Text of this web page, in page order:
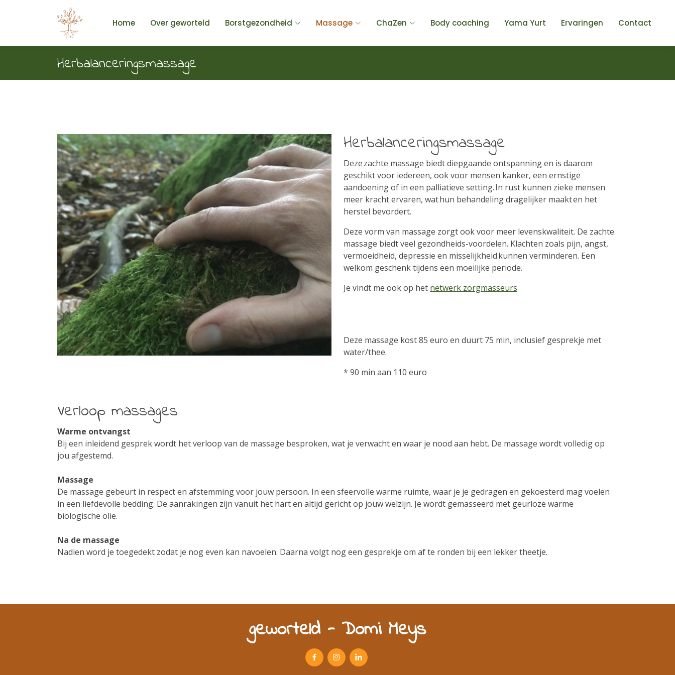
Home Over geworteld Borstgezondheid Massage ChaZen Body coaching Yama Yurt Ervaringen Contact
Herbalanceringsmassage
Herbalanceringsmassage
Deze zachte massage biedt diepgaande ontspanning en is daarom
geschikt voor iedereen, ook voor mensen kanker, een ernstige
aandoening of in een palliatieve setting. In rust kunnen zieke mensen
meer kracht ervaren, wat hun behandeling dragelijker maakt en het
herstel bevordert.
Deze vorm van massage zorgt ook voor meer levenskwaliteit. De zachte
massage biedt veel gezondheids-voordelen. Klachten zoals pijn, angst,
vermoeidheid, depressie en misselijkheid kunnen verminderen. Een
welkom geschenk tijdens een moeilijke periode.
Je vindt me ook op het netwerk zorgmasseurs
Deze massage kost 85 euro en duurt 75 min, inclusief gesprekje met
water/thee.
* 90 min aan 110 euro
Verloop massages
Warme ontvangst
Bij een inleidend gesprek wordt het verloop van de massage besproken, wat je verwacht en waar je nood aan hebt. De massage wordt volledig op
jou afgestemd.
Massage
De massage gebeurt in respect en afstemming voor jouw persoon. In een sfeervolle warme ruimte, waar je je gedragen en gekoesterd mag voelen
in een liefdevolle bedding. De aanrakingen zijn vanuit het hart en altijd gericht op jouw welzijn. Je wordt gemasseerd met geurloze warme
biologische olie.
Na de massage
Nadien word je toegedekt zodat je nog even kan navoelen. Daarna volgt nog een gesprekje om af te ronden bij een lekker theetje.
geworteld - Domi Meys